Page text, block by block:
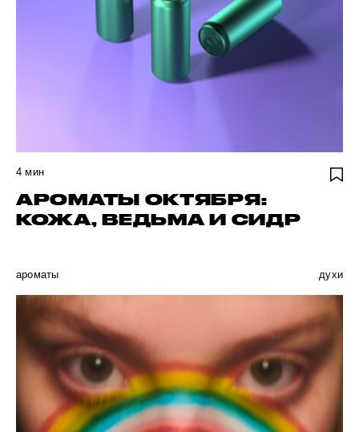
4 мин
АРОМАТЫ ОКТЯБРЯ:
КОЖА, ВЕДЬМА И СИДР
ароматы духи